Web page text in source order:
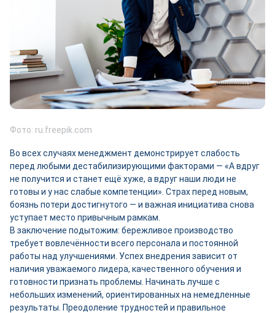
Фото: ru.freepik.com
Во всех случаях менеджмент демонстрирует слабость
перед любыми дестабилизирующими факторами — «А вдруг
не получится и станет ещё хуже, а вдруг наши люди не
готовы и у нас слабые компетенции». Страх перед новым,
боязнь потери достигнутого — и важная инициатива снова
уступает место привычным рамкам.
В заключение подытожим: бережливое производство
требует вовлечённости всего персонала и постоянной
работы над улучшениями. Успех внедрения зависит от
наличия уважаемого лидера, качественного обучения и
готовности признать проблемы. Начинать лучше с
небольших изменений, ориентированных на немедленные
результаты. Преодоление трудностей и правильное